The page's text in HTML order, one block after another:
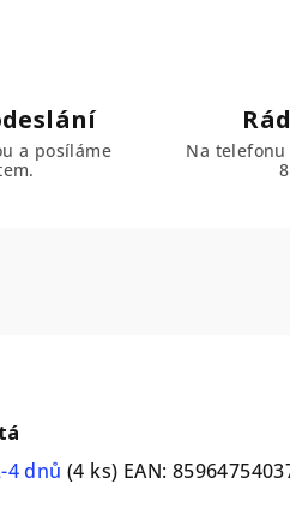
a posíláme
Na
4 dnů (4 ks) EAN: